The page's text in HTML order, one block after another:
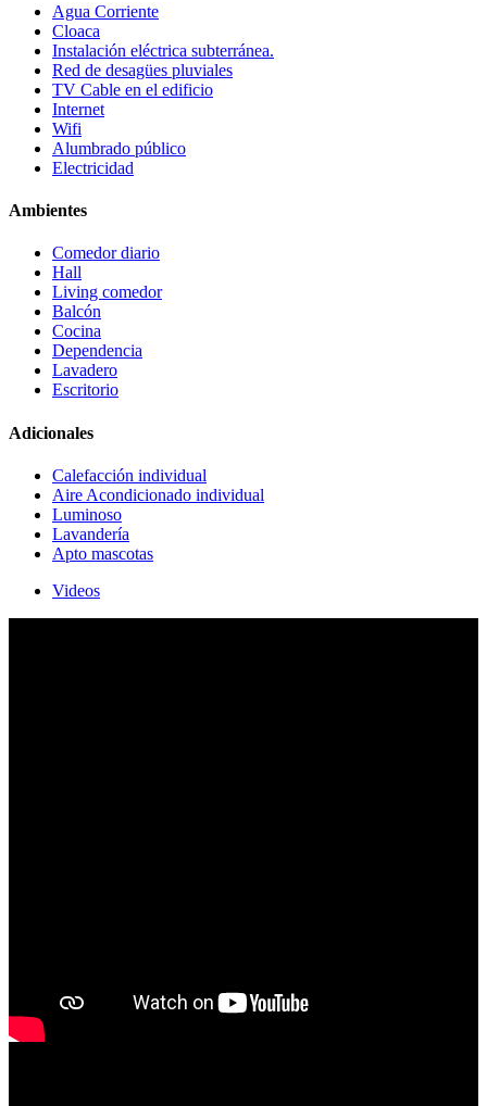
Agua Corriente
Cloaca
Instalación eléctrica subterránea.
Red de desagües pluviales
TV Cable en el edificio
Internet
Wifi
Alumbrado público
Electricidad
Ambientes
Comedor diario
Hall
Living comedor
Balcón
Cocina
Dependencia
Lavadero
Escritorio
Adicionales
Calefacción individual
Aire Acondicionado individual
Luminoso
Lavandería
Apto mascotas
Videos